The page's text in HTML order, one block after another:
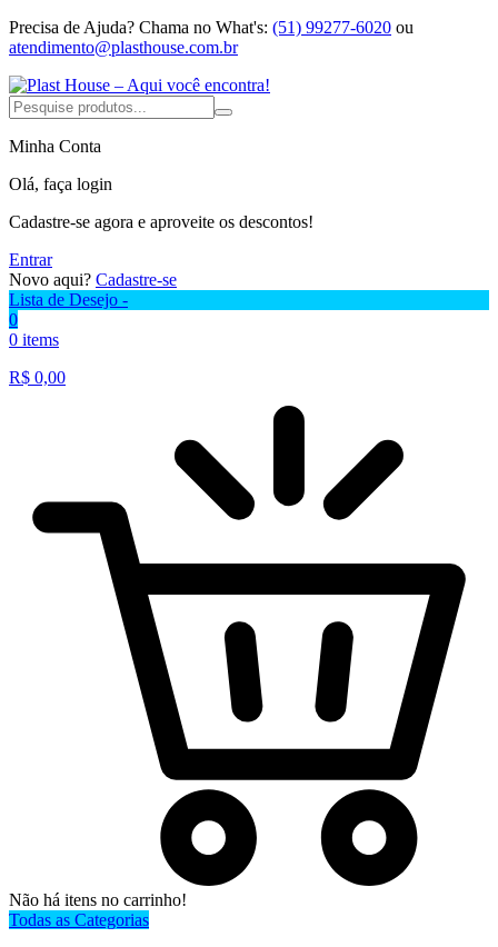
Precisa de Ajuda? Chama no What's: (51) 99277-6020 ou
atendimento@plasthouse.com.br
Minha Conta
Olá, faça login
Cadastre-se agora e aproveite os descontos!
Entrar
Novo aqui? Cadastre-se
Lista de Desejo -
0
0 items
R$ 0,00
Não há itens no carrinho!
Todas as Categorias